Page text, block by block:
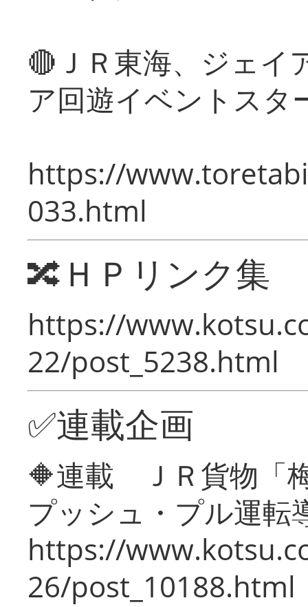
🔴ＪＲ東海、ジェイ
ア回遊イベントスタ
https://
033.html
🔀ＨＰリンク集
https://
22/post_5238.html
✅連載企画
🔶連載 ＪＲ貨物「
プッシュ・プル運転
https://
26/post_10188.html